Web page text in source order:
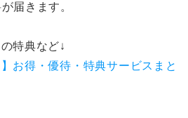
届きます。
特典など↓
お得・優待・特典サービスまと